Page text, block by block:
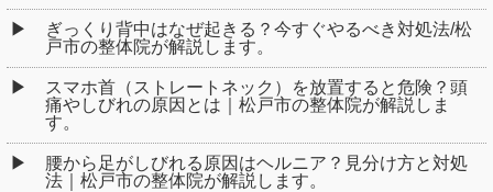
ぎっくり背中はなぜ起きる？今すぐやるべき対処法/松
戸市の整体院が解説します。
スマホ首（ストレートネック）を放置すると危険？頭
痛やしびれの原因とは｜松戸市の整体院が解説しま
す。
腰から足がしびれる原因はヘルニア？見分け方と対処
法｜松戸市の整体院が解説します。